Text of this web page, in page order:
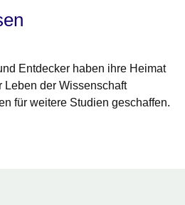
Entdecker haben ihre Heimat
Leben der Wissenschaft
für weitere Studien geschaffen.